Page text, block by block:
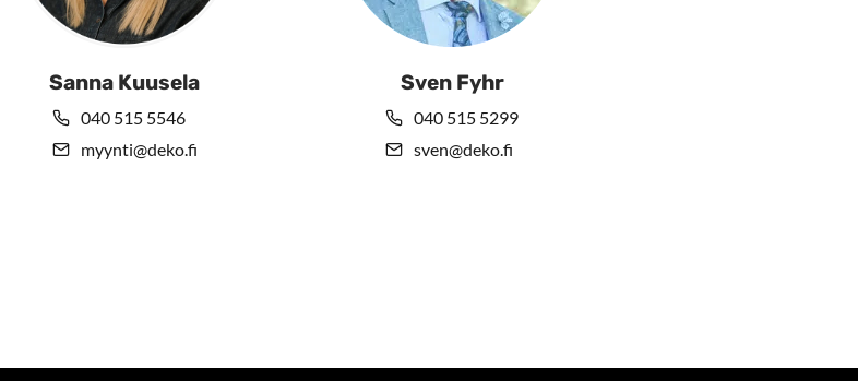
Sanna Kuusela
040 515 5546
myynti@deko.fi
Sven Fyhr
040 515 5299
sven@deko.fi